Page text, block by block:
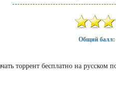
Общий балл:
торрент бесплатно на